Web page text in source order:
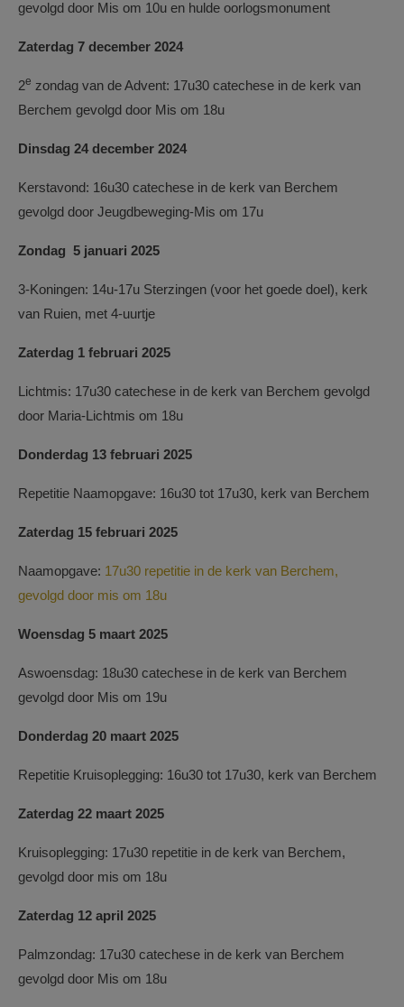
gevolgd door Mis om 10u en hulde oorlogsmonument
Zaterdag 7 december 2024
2e zondag van de Advent: 17u30 catechese in de kerk van
Berchem gevolgd door Mis om 18u
Dinsdag 24 december 2024
Kerstavond: 16u30 catechese in de kerk van Berchem
gevolgd door Jeugdbeweging-Mis om 17u
Zondag 5 januari 2025
3-Koningen: 14u-17u Sterzingen (voor het goede doel), kerk
van Ruien, met 4-uurtje
Zaterdag 1 februari 2025
Lichtmis: 17u30 catechese in de kerk van Berchem gevolgd
door Maria-Lichtmis om 18u
Donderdag 13 februari 2025
Repetitie Naamopgave: 16u30 tot 17u30, kerk van Berchem
Zaterdag 15 februari 2025
Naamopgave: 17u30 repetitie in de kerk van Berchem,
gevolgd door mis om 18u
Woensdag 5 maart 2025
Aswoensdag: 18u30 catechese in de kerk van Berchem
gevolgd door Mis om 19u
Donderdag 20 maart 2025
Repetitie Kruisoplegging: 16u30 tot 17u30, kerk van Berchem
Zaterdag 22 maart 2025
Kruisoplegging: 17u30 repetitie in de kerk van Berchem,
gevolgd door mis om 18u
Zaterdag 12 april 2025
Palmzondag: 17u30 catechese in de kerk van Berchem
gevolgd door Mis om 18u